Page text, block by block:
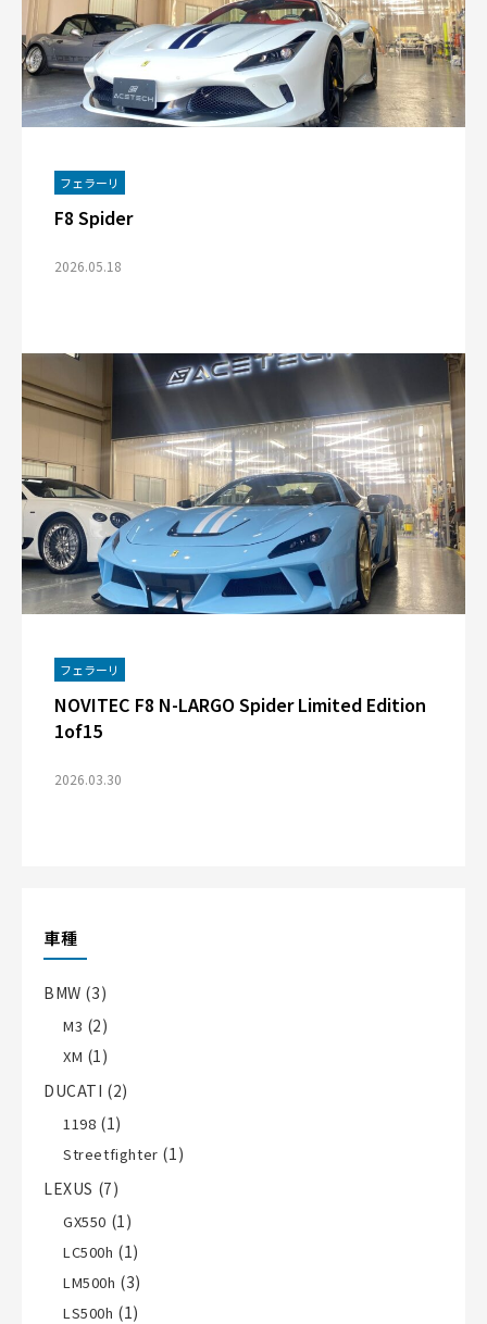
フェラーリ
F8 Spider
2026.05.18
フェラーリ
NOVITEC F8 N-LARGO Spider Limited Edition
1of15
2026.03.30
車種
BMW (3)
M3 (2)
XM (1)
DUCATI (2)
1198 (1)
Streetfighter (1)
LEXUS (7)
GX550 (1)
LC500h (1)
LM500h (3)
LS500h (1)